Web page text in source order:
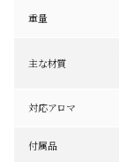
重量
主な材質
対応アロマ
付属品